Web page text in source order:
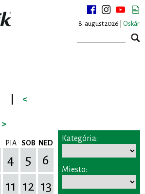
8. august 2026 | Oskár
<
>
PIA SOB NED
4 5
6
11 12 13
Kategória:
Miesto: